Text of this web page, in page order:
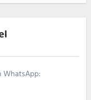
WhatsApp: